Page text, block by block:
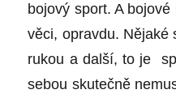
bojový sport. A
věci, opravdu. Nějaké
rukou a další, to je
sebou skutečně